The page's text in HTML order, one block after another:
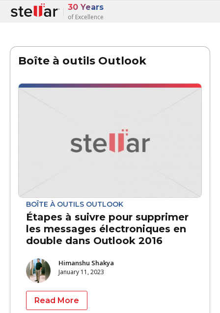
30 Years
of Excellence
Boîte à outils Outlook
BOÎTE À OUTILS OUTLOOK
Étapes à suivre pour supprimer
les messages électroniques en
double dans Outlook 2016
Himanshu Shakya
January 11, 2023
Read More